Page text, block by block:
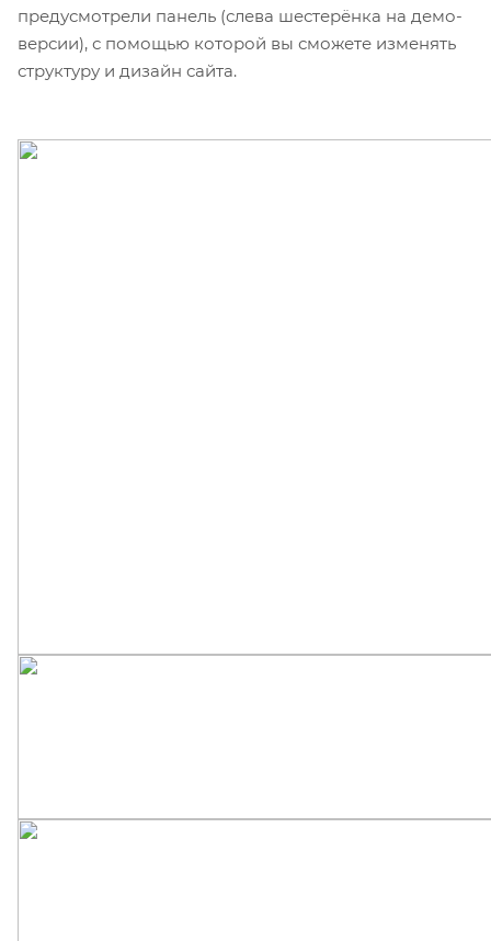
предусмотрели панель (слева шестерёнка на демо-
версии), с помощью которой вы сможете изменять
структуру и дизайн сайта.